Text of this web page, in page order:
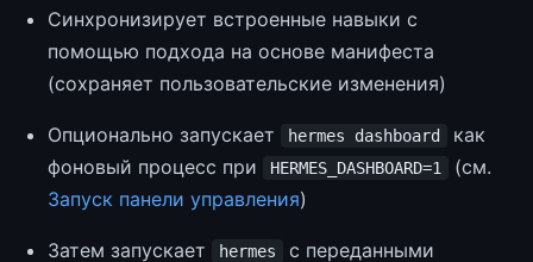
Синхронизирует встроенные навыки с
помощью подхода на основе манифеста
(сохраняет пользовательские изменения)
Опционально запускает hermes dashboard
как
фоновый процесс при
HERMES_DASHBOARD=1
(см.
Запуск панели управления)
Затем запускает hermes
с переданными